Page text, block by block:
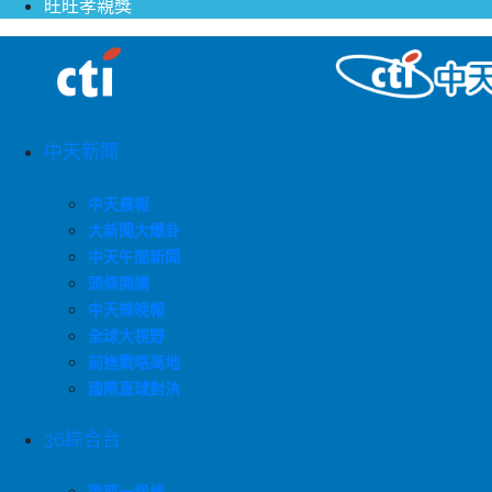
旺旺孝親獎
中天新聞
中天晨報
大新聞大爆卦
中天午間新聞
頭條開講
中天辣晚報
全球大視野
前進戰略高地
國際直球對決
36綜合台